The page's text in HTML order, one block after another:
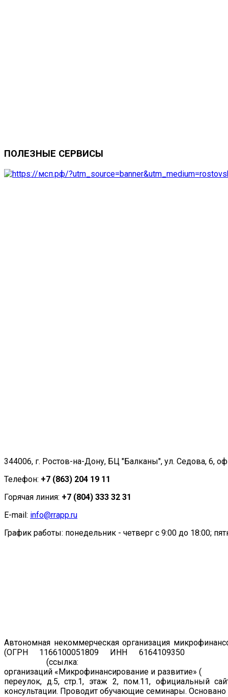
ПОЛЕЗНЫЕ СЕРВИСЫ
344006, г. Ростов-на-Дону, БЦ "Балканы", ул. Седова, 6,
Телефон: +7 (863) 204 19 11
Горячая линия: +7 (804) 333 32 31
E-mail: info@rrapp.ru
График работы: понедельник - четверг с 9:00 до 18:00;
Автономная некоммерческая организация
(ОГРН 1166100051809 ИНН 6164109350
(ссылка:
организаций «Микрофинансирование и развитие» (рег.
переулок, д.5, стр.1, этаж 2, пом.11, официальный
консультации. Проводит обучающие семинары. Основано